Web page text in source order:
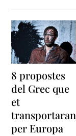
8 propostes
del Grec que
et
transportaran
per Europa